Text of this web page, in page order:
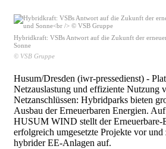
Hybridkraft: VSBs Antwort auf die Zukunft der
Sonne
© VSB Gruppe
Husum/Dresden (iwr-pressedienst) -
Netzauslastung und effiziente Nutzung
Netzanschlüssen: Hybridparks bieten
Ausbau der Erneuerbaren Energien.
HUSUM WIND stellt der Erneuerbare-
erfolgreich umgesetzte Projekte vor und
hybrider EE-Anlagen auf.